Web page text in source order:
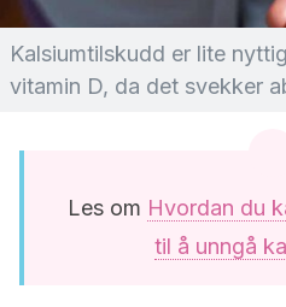
Kalsiumtilskudd er lite
vitamin D, da det svekker
Les om Hvordan du
til å unngå